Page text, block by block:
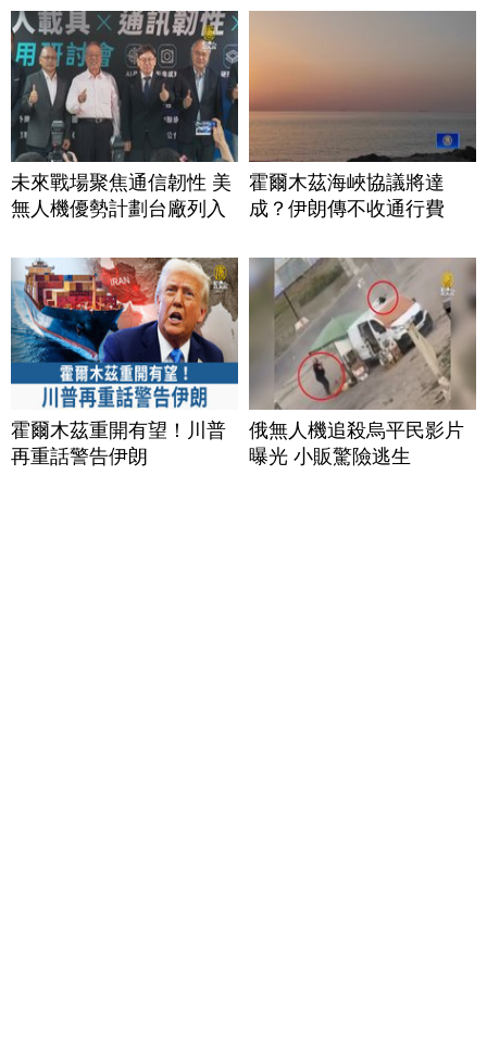
未來戰場聚焦通信韌性 美
無人機優勢計劃台廠列入
霍爾木茲海峽協議將達
成？伊朗傳不收通行費
霍爾木茲重開有望！川普
再重話警告伊朗
俄無人機追殺烏平民影片
曝光 小販驚險逃生